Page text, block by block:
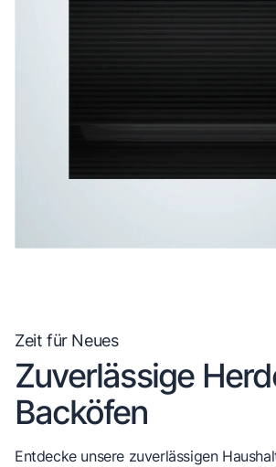
Zeit für Neues
Zuverlässige
Backöfen
Entdecke unsere zuverlässigen